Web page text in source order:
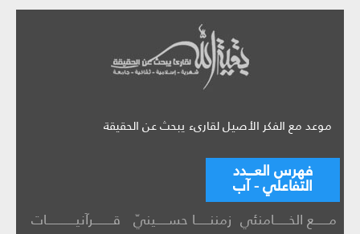
موعد مع الفكر الأصيل لقارىء يبحث عن الحقيقة
فهرس العـــدد
التفاعلي - آب
مــــــع الخــــــامنئي زمننــــــا حســـــينيّ
قــــــــرآنيــــــــــــات